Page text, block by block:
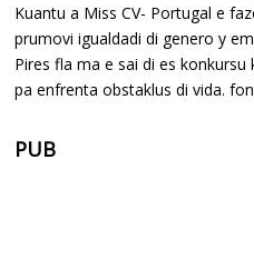
Kuantu a Miss CV- Portugal e
prumovi igualdadi di genero y
Pires fla ma e sai di es
pa enfrenta obstaklus di vida.
PUB